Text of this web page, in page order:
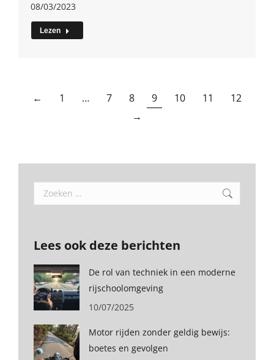
08/03/2023
Lezen
← 1 … 7 8 9 10 11
12
→
Search:
Lees ook deze berichten
De rol van techniek in een moderne
rijschoolomgeving
10/07/2025
Motor rijden zonder geldig bewijs:
boetes en gevolgen